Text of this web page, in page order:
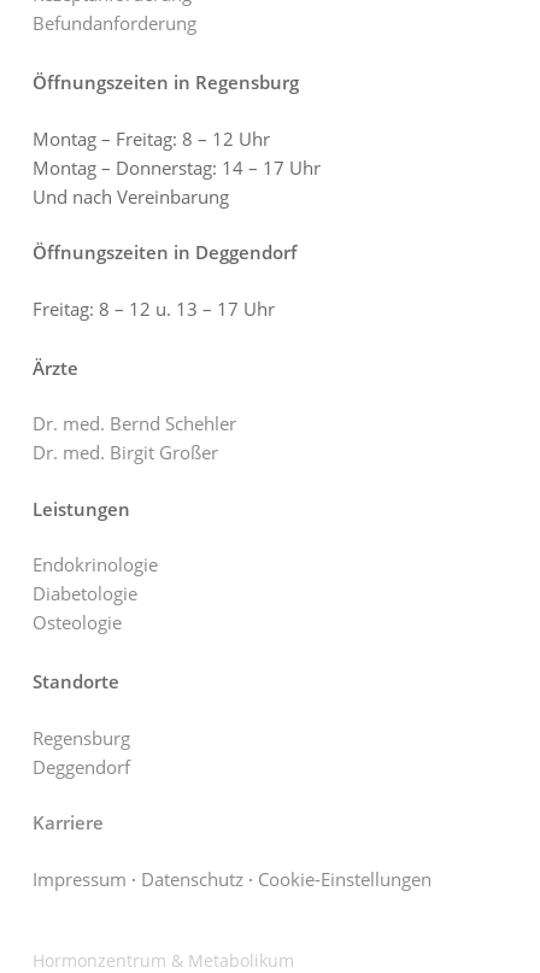
Befundanforderung
Öffnungszeiten in Regensburg
Montag – Freitag: 8 – 12 Uhr
Montag – Donnerstag: 14 – 17 Uhr
Und nach Vereinbarung
Öffnungszeiten in Deggendorf
Freitag: 8 – 12 u. 13 – 17 Uhr
Ärzte
Dr. med. Bernd Schehler
Dr. med. Birgit Großer
Leistungen
Endokrinologie
Diabetologie
Osteologie
Standorte
Regensburg
Deggendorf
Karriere
Impressum · Datenschutz· Cookie-Einstellungen
Hormonzentrum & Metabolikum